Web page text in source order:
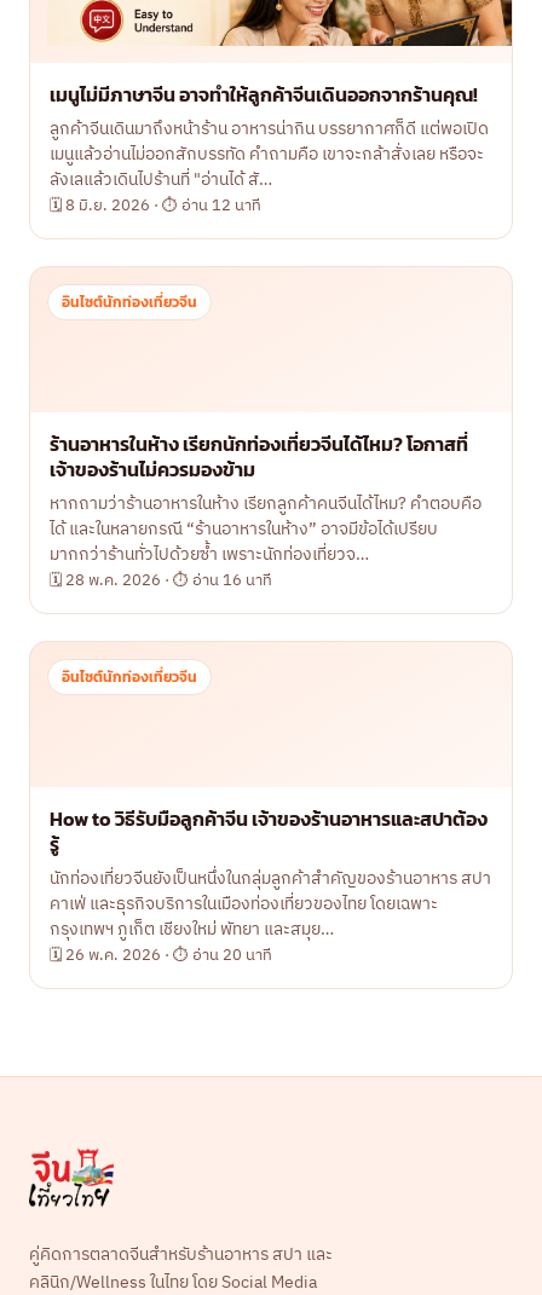
เมนูไม่มีภาษาจีน อาจทำให้ลูกค้าจีนเดินออกจากร้านคุณ!
ลูกค้าจีนเดินมาถึงหน้าร้าน อาหารน่ากิน บรรยากาศก็ดี แต่พอเปิด
เมนูแล้วอ่านไม่ออกสักบรรทัด คำถามคือ เขาจะกล้าสั่งเลย หรือจะ
ลังเลแล้วเดินไปร้านที่ "อ่านได้ สั…
🗓 8 มิ.ย. 2026 · ⏱ อ่าน 12 นาที
อินไซต์นักท่องเที่ยวจีน
ร้านอาหารในห้าง เรียกนักท่องเที่ยวจีนได้ไหม? โอกาสที่
เจ้าของร้านไม่ควรมองข้าม
หากถามว่าร้านอาหารในห้าง เรียกลูกค้าคนจีนได้ไหม? คำตอบคือ
ได้ และในหลายกรณี “ร้านอาหารในห้าง” อาจมีข้อได้เปรียบ
มากกว่าร้านทั่วไปด้วยซ้ำ เพราะนักท่องเที่ยวจ…
🗓 28 พ.ค. 2026 · ⏱ อ่าน 16 นาที
อินไซต์นักท่องเที่ยวจีน
How to วิธีรับมือลูกค้าจีน เจ้าของร้านอาหารและสปาต้อง
รู้
นักท่องเที่ยวจีนยังเป็นหนึ่งในกลุ่มลูกค้าสำคัญของร้านอาหาร สปา
คาเฟ่ และธุรกิจบริการในเมืองท่องเที่ยวของไทย โดยเฉพาะ
กรุงเทพฯ ภูเก็ต เชียงใหม่ พัทยา และสมุย…
🗓 26 พ.ค. 2026 · ⏱ อ่าน 20 นาที
คู่คิดการตลาดจีนสำหรับร้านอาหาร สปา และ
คลินิก/Wellness ในไทย โดย Social Media